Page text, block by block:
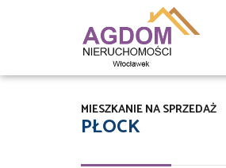
PŁOCK
MIESZKANIE NA SPRZEDAŻ